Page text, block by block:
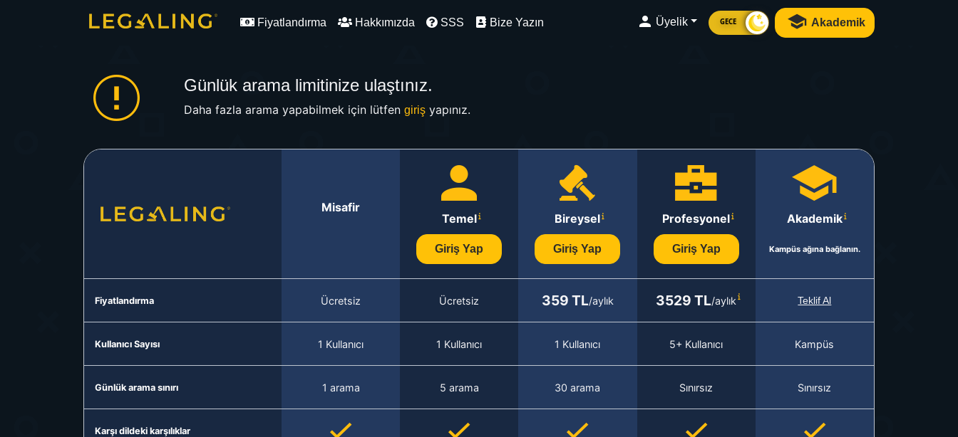
Fiyatlandırma Hakkımızda SSS Bize Yazın Üyelik GECE Akademik
Günlük arama limitinize ulaştınız.
Daha fazla arama yapabilmek için lütfen girişyapınız.
Misafir
Temel
Giriş Yap
Bireysel
Giriş Yap
Profesyonel
Giriş Yap
Akademik
Kampüs ağına bağlanın.
Fiyatlandırma Ücretsiz Ücretsiz 359 TL/aylık 3529 TL/aylık Teklif Al
Kullanıcı Sayısı 1 Kullanıcı 1 Kullanıcı 1 Kullanıcı 5+ Kullanıcı Kampüs
Günlük arama sınırı 1 arama 5 arama 30 arama Sınırsız Sınırsız
Karşı dildeki karşılıklar